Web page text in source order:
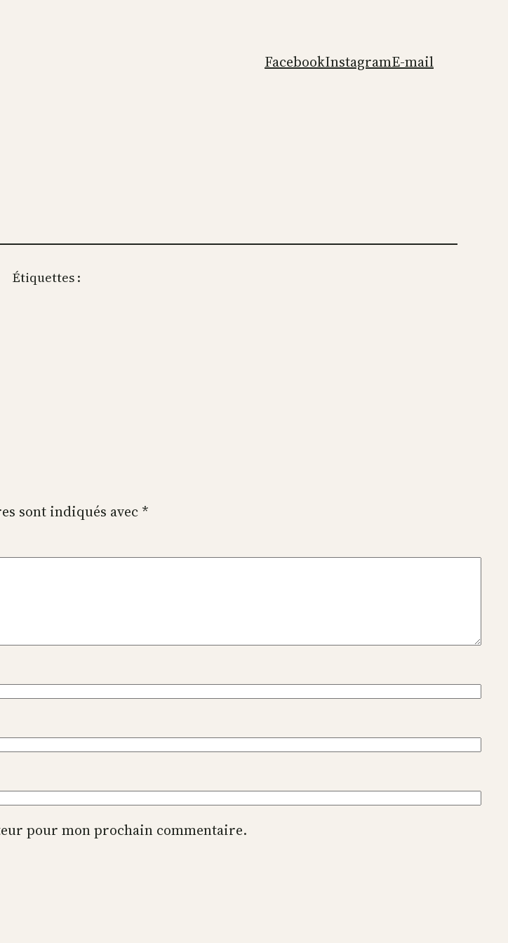
FacebookInstagramE-mail
Étiquettes :
sont indiqués avec *
pour mon prochain commentaire.